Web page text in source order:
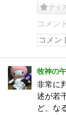
ナイ
コメン
牧神の
非常に
述が若
ど、な